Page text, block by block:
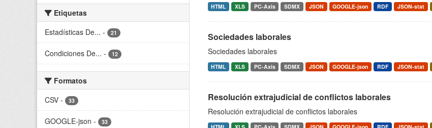
Etiquetas
Estadísticas De... - 21
Condiciones De... - 12
Formatos
CSV - 33
GOOGLE-json - 33
HTML XLS PC-Axis SDMX JSON GOOGLE-json RDF JSON-stat
Sociedades laborales
Sociedades laborales
HTML XLS PC-Axis SDMX JSON GOOGLE-json RDF JSON-stat
Resolución extrajudicial de conflictos laborales
Resolución extrajudicial de conflictos laborales